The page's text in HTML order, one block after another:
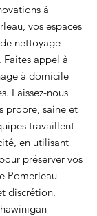
à
vos espaces
nettoyage
appel à
à domicile
Laissez-nous
propre, saine et
travaillent
en utilisant
préserver vos
Pomerleau
discrétion.